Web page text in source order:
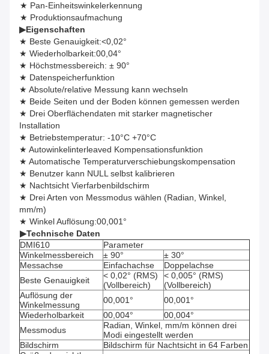
★ Pan-Einheitswinkelerkennung
★ Produktionsaufmachung
▶Eigenschaften
★ Beste Genauigkeit:<0,02°
★ Wiederholbarkeit:00,04°
★ Höchstmessbereich: ± 90°
★ Datenspeicherfunktion
★ Absolute/relative Messung kann wechseln
★ Beide Seiten und der Boden können gemessen werden
★ Drei Oberflächendaten mit starker magnetischer
Installation
★ Betriebstemperatur: -10°C +70°C
★ Autowinkelinterleaved Kompensationsfunktion
★ Automatische Temperaturverschiebungskompensation
★ Benutzer kann NULL selbst kalibrieren
★ Nachtsicht Vierfarbenbildschirm
★ Drei Arten von Messmodus wählen (Radian, Winkel,
mm/m)
★ Winkel Auflösung:00,001°
▶Technische Daten
DMI610
Parameter
Winkelmessbereich
± 90°
± 30°
Messachse
Einfachachse
Doppelachse
Beste Genauigkeit
< 0,02° (RMS)
(Vollbereich)
< 0,005° (RMS)
(Vollbereich)
Auflösung der
Winkelmessung
00,001°
00,001°
Wiederholbarkeit
00,004°
00,004°
Messmodus
Radian, Winkel, mm/m können drei
Modi eingestellt werden
Bildschirm
Bildschirm für Nachtsicht in 64 Farben